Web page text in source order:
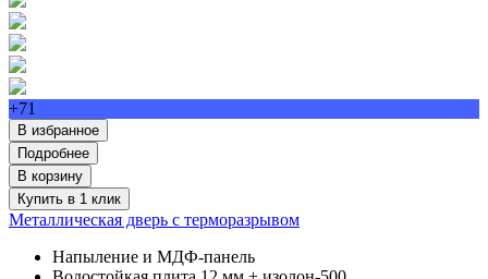
+71
В избранное
Подробнее
В корзину
Купить в 1 клик
Металлическая дверь с терморазрывом
Напыление и МДФ-панель